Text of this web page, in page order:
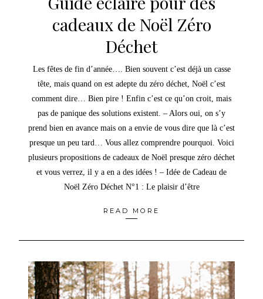
cadeaux de Noël Zéro
Déchet
Les fêtes de fin d’année…. Bien souvent c’est déjà un casse
tête, mais quand on est adepte du zéro déchet, Noël c’est
comment dire… Bien pire ! Enfin c’est ce qu’on croit, mais
pas de panique des solutions existent. – Alors oui, on s’y
prend bien en avance mais on a envie de vous dire que là c’est
presque un peu tard… Vous allez comprendre pourquoi. Voici
plusieurs propositions de cadeaux de Noël presque zéro déchet
et vous verrez, il y a en a des idées ! – Idée de Cadeau de
Noël Zéro Déchet N°1 : Le plaisir d’être
READ MORE